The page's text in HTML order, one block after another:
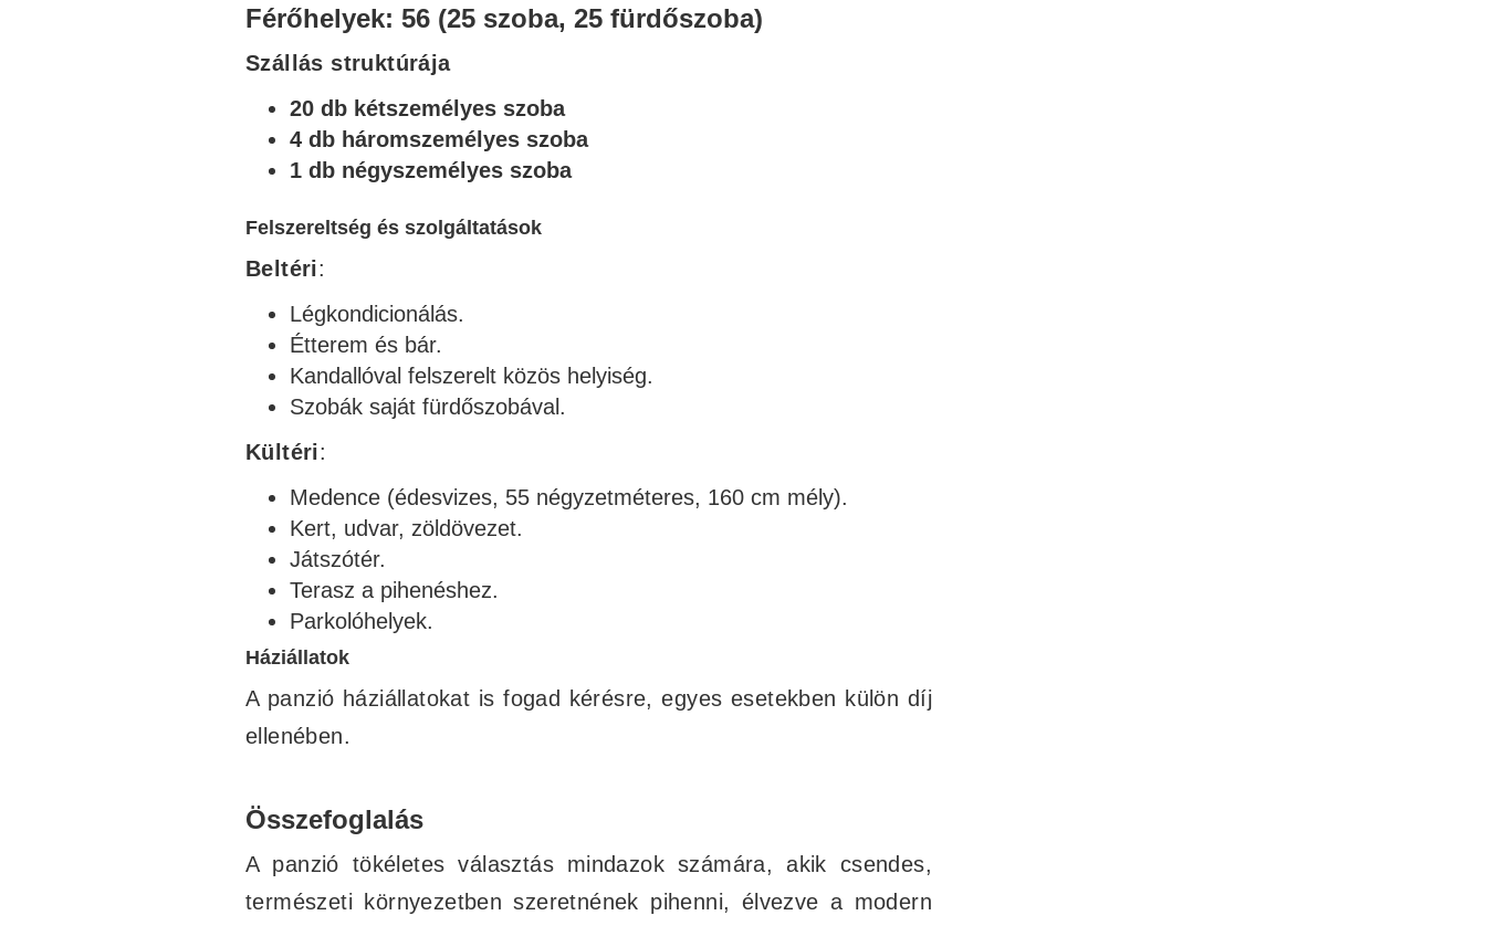
Férőhelyek: 56 (25 szoba, 25 fürdőszoba)
Szállás struktúrája
20 db kétszemélyes szoba
4 db háromszemélyes szoba
1 db négyszemélyes szoba
Felszereltség és szolgáltatások
Beltéri:
Légkondicionálás.
Étterem és bár.
Kandallóval felszerelt közös helyiség.
Szobák saját fürdőszobával.
Kültéri:
Medence (édesvizes, 55 négyzetméteres, 160 cm mély).
Kert, udvar, zöldövezet.
Játszótér.
Terasz a pihenéshez.
Parkolóhelyek.
Háziállatok
A panzió háziállatokat is fogad kérésre, egyes esetekben külön díj
ellenében.
Összefoglalás
A panzió tökéletes választás mindazok számára, akik csendes,
természeti környezetben szeretnének pihenni, élvezve a modern